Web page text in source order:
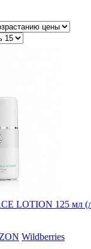
LOTION 125 мл
Wildberries